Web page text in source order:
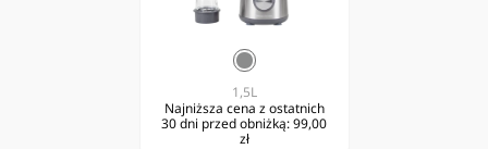
srebrny
1,5L
Najniższa cena z ostatnich
30 dni przed obniżką:99,00
zł